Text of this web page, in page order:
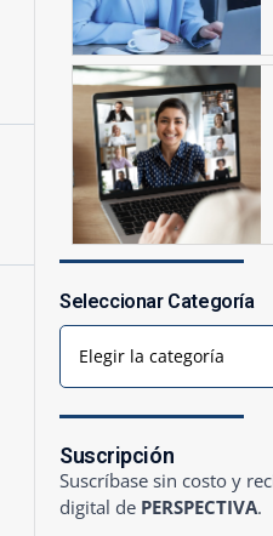
Seleccionar Categoría
Elegir la categoría
Suscripción
Suscríbase sin costo y
digital de PERSPECTIVA.